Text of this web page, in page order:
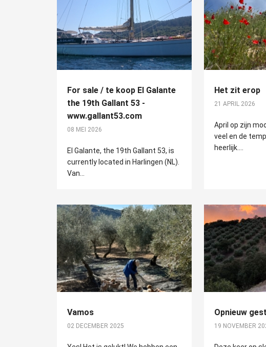
For sale / te koop El Galante
the 19th Gallant 53 -
www.gallant53.com
08 MEI 2026
El Galante, the 19th Gallant 53, is
currently located in Harlingen (NL).
Van...
Het zit erop
21 APRIL 2026
April op zijn
veel en de
heerlijk....
Vamos
02 DECEMBER 2025
Opnieuw
19 NOVEMBER